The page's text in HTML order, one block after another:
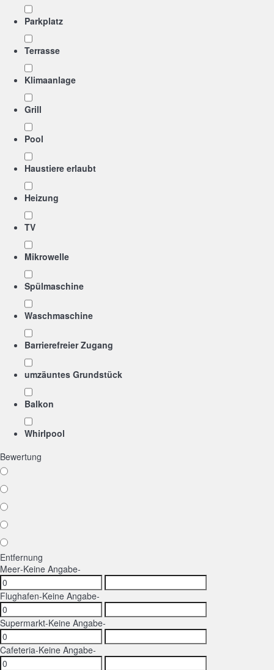
Parkplatz
Terrasse
Klimaanlage
Grill
Pool
Haustiere erlaubt
Heizung
TV
Mikrowelle
Spülmaschine
Waschmaschine
Barrierefreier Zugang
umzäuntes Grundstück
Balkon
Whirlpool
Bewertung
Entfernung
Meer-Keine Angabe-
Flughafen-Keine Angabe-
Supermarkt-Keine Angabe-
Cafeteria-Keine Angabe-